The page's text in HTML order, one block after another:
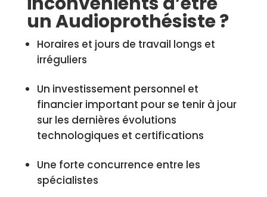
un Audioprothésiste ?
Horaires et jours de travail longs et
irréguliers
Un investissement personnel et
financier important pour se tenir à jour
sur les dernières évolutions
technologiques et certifications
Une forte concurrence entre les
spécialistes